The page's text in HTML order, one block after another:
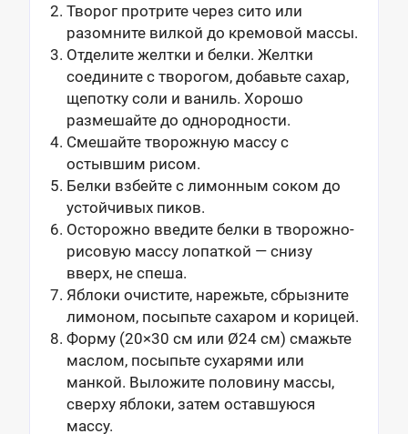
Творог протрите через сито или
разомните вилкой до кремовой массы.
Отделите желтки и белки. Желтки
соедините с творогом, добавьте сахар,
щепотку соли и ваниль. Хорошо
размешайте до однородности.
Смешайте творожную массу с
остывшим рисом.
Белки взбейте с лимонным соком до
устойчивых пиков.
Осторожно введите белки в творожно-
рисовую массу лопаткой — снизу
вверх, не спеша.
Яблоки очистите, нарежьте, сбрызните
лимоном, посыпьте сахаром и корицей.
Форму (20×30 см или Ø24 см) смажьте
маслом, посыпьте сухарями или
манкой. Выложите половину массы,
сверху яблоки, затем оставшуюся
массу.